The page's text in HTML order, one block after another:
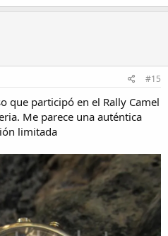
#15
que participó en el Rally Camel
Me parece una auténtica
limitada